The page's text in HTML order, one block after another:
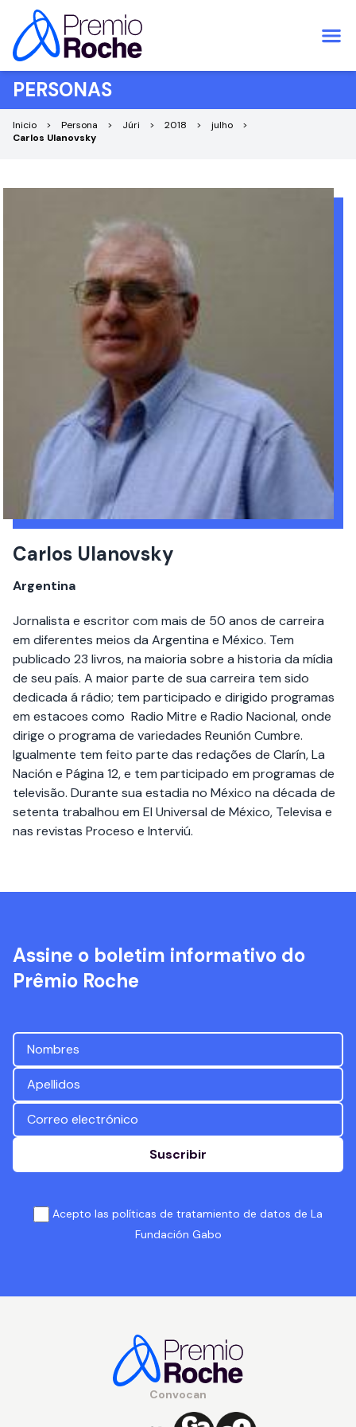
Pular para o conteúdo
PERSONAS
Inicio Persona Júri 2018
julho
Carlos Ulanovsky
Carlos Ulanovsky
Argentina
Jornalista e escritor com mais de 50 anos de carreira
em diferentes meios da Argentina e México. Tem
publicado 23 livros, na maioria sobre a historia da mídia
de seu país. A maior parte de sua carreira tem sido
dedicada á rádio; tem participado e dirigido programas
em estacoes como Radio Mitre e Radio Nacional, onde
dirige o programa de variedades Reunión Cumbre.
Igualmente tem feito parte das redações de Clarín, La
Nación e Página 12, e tem participado em programas de
televisão. Durante sua estadia no México na década de
setenta trabalhou em El Universal de México, Televisa e
nas revistas Proceso e Interviú.
Assine o boletim informativo do
Prêmio Roche
Suscribir
Acepto las políticas de tratamiento de datos de La
Fundación Gabo
Convocan